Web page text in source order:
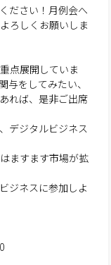
ださい！月例会へ
ろしくお願いしま
点展開していま
与をしてみたい、
れば、是非ご出席
デジタルビジネス
ますます市場が拡
ジネスに参加しよ